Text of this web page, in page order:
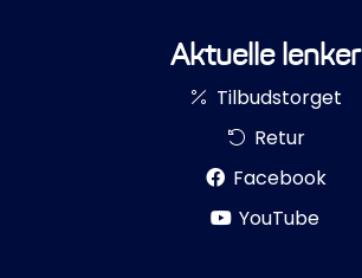
Aktuelle lenker
Tilbudstorget
Retur
Facebook
YouTube